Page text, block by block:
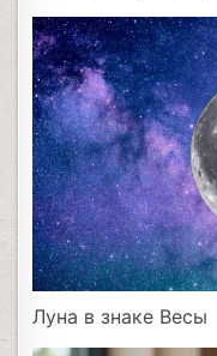
Луна в знаке Весы